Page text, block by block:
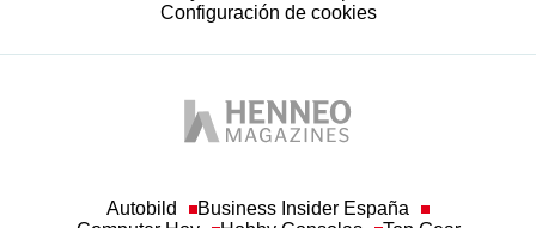
Computer Hoy
Hobby Consolas Top Gear